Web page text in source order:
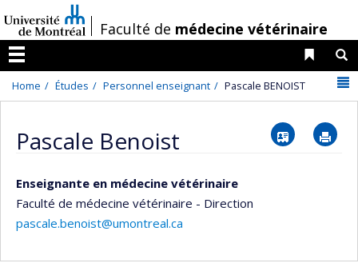
au
contenu
/Faculté de médecine vétérinaire
Menu
Liens
Home Études Personnel enseignant Pascale BENOIST
Pascale Benoist Vcard
Enseignante en médecine vétérinaire
Faculté de médecine vétérinaire - Direction
pascale.benoist@umontreal.ca